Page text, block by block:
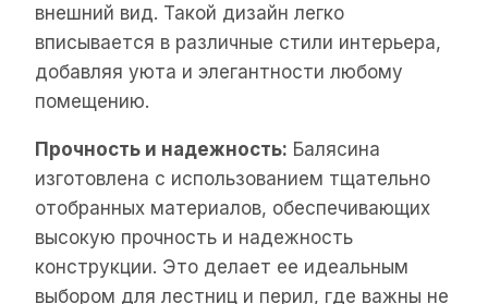
внешний вид. Такой дизайн легко
вписывается в различные стили интерьера,
добавляя уюта и элегантности любому
помещению.
Прочность и надежность: Балясина
изготовлена с использованием тщательно
отобранных материалов, обеспечивающих
высокую прочность и надежность
конструкции. Это делает ее идеальным
выбором для лестниц и перил, где важны не